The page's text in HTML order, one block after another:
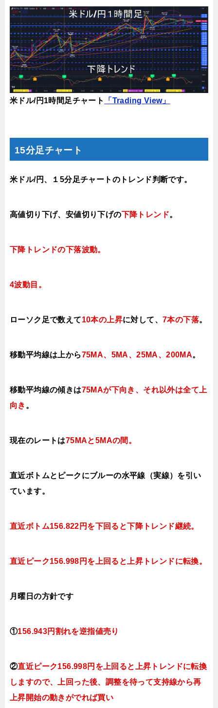
米ドル/円1時間足チャート 「Trading View」
15分足チャート
米ドル/円、１5分足チャートのトレンド判断です。
高値切り下げ、安値切り下げの下降トレンド。
下降トレンドの下落波動。
4波動目。
ローソク足で数えて10本の上昇に対して、7本の下落。
移動平均線は上から75MA、5MA、25MA、200MA。
移動平均線の傾きは75MAが下向き、それ以外は全て上
向き 。
現在のレートは75MAと5MAの間。
直近ボトムとピークにブルーの水平線（実線）を引い
ています。
直近ボトム156.822円を下回ると下降トレンド継続。
直近ピーク156.998円を上回ると上昇トレンドに転換。
月曜日の方針です
①156.943円割れを逆指値売り
②直近ピーク156.998円を上回ると上昇トレンドに転換
しますので、上回った後、調整を待って支持線から再
上昇開始の動きがでれば買い